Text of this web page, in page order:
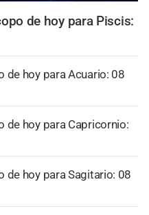
de hoy para Piscis:
de hoy para Acuario: 08
de hoy para Capricornio:
de hoy para Sagitario: 08